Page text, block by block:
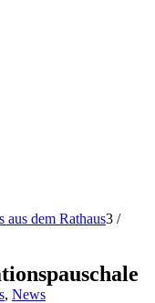
aus dem Rathaus3 /
, News